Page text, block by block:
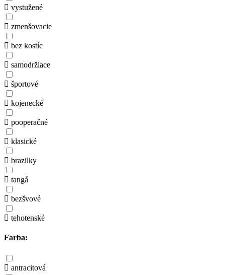
vystužené
zmenšovacie
bez kostíc
samodržiace
športové
kojenecké
pooperačné
klasické
brazilky
tangá
bezšvové
tehotenské
Farba:
antracitová